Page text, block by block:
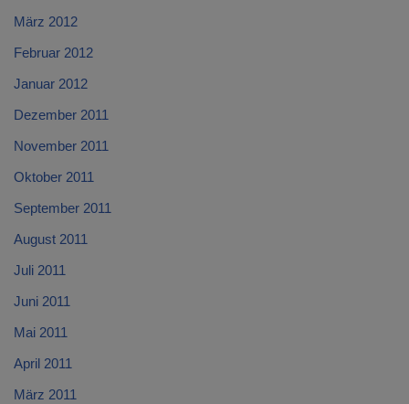
März 2012
Februar 2012
Januar 2012
Dezember 2011
November 2011
Oktober 2011
September 2011
August 2011
Juli 2011
Juni 2011
Mai 2011
April 2011
März 2011